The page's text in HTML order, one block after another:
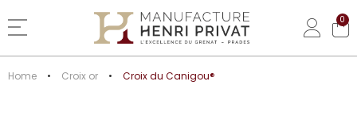
Basculer la navigation
0
Home Croix or Croix du Canigou®